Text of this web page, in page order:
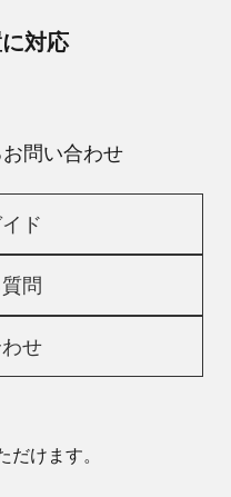
対応
問い合わせ
ド
問
せ
だけます。